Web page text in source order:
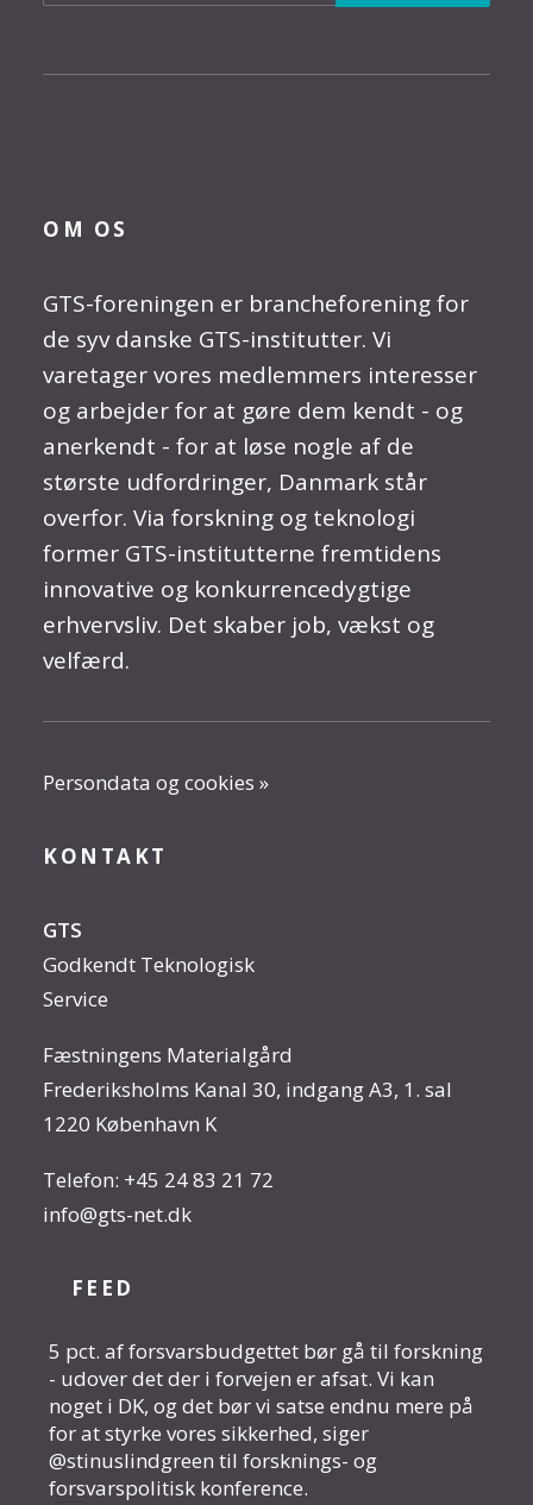
OM OS
GTS-foreningen er brancheforening for
de syv danske GTS-institutter. Vi
varetager vores medlemmers interesser
og arbejder for at gøre dem kendt - og
anerkendt - for at løse nogle af de
største udfordringer, Danmark står
overfor. Via forskning og teknologi
former GTS-institutterne fremtidens
innovative og konkurrencedygtige
erhvervsliv. Det skaber job, vækst og
velfærd.
Persondata og cookies »
KONTAKT
GTS
Godkendt Teknologisk
Service
Fæstningens Materialgård
Frederiksholms Kanal 30, indgang A3, 1. sal
1220 København K
Telefon: +45 24 83 21 72
info@gts-net.dk
FEED
5 pct. af forsvarsbudgettet bør gå til forskning
- udover det der i forvejen er afsat. Vi kan
noget i DK, og det bør vi satse endnu mere på
for at styrke vores sikkerhed, siger
@stinuslindgreen til forsknings- og
forsvarspolitisk konference.